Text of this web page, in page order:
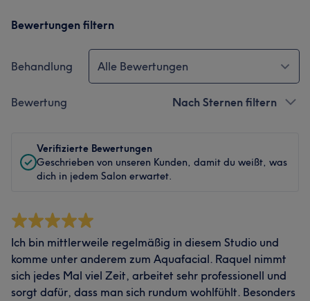
Bewertungen filtern
Behandlung Alle Bewertungen
Bewertung Nach Sternen filtern
Verifizierte Bewertungen
Geschrieben von unseren Kunden, damit du weißt, was
dich in jedem Salon erwartet.
Ich bin mittlerweile regelmäßig in diesem Studio und
komme unter anderem zum Aquafacial. Raquel nimmt
sich jedes Mal viel Zeit, arbeitet sehr professionell und
sorgt dafür, dass man sich rundum wohlfühlt. Besonders